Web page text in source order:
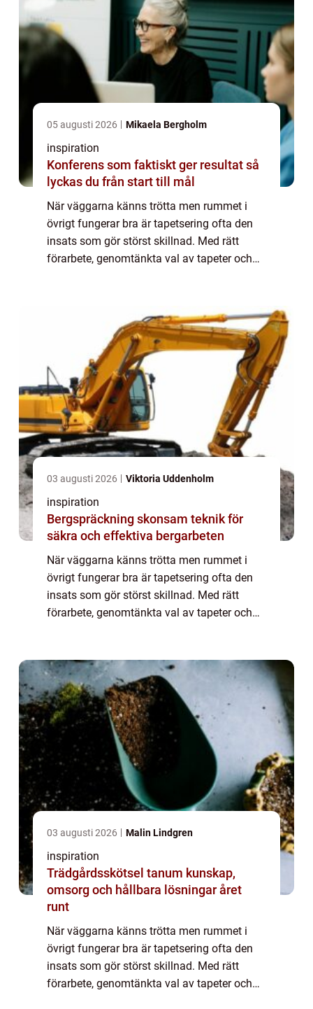
05 augusti 2026 Mikaela Bergholm
inspiration
Konferens som faktiskt ger resultat så
lyckas du från start till mål
När väggarna känns trötta men rummet i
övrigt fungerar bra är tapetsering ofta den
insats som gör störst skillnad. Med rätt
förarbete, genomtänkta val av tapeter och
03 augusti 2026 Viktoria Uddenholm
inspiration
Bergspräckning skonsam teknik för
säkra och effektiva bergarbeten
När väggarna känns trötta men rummet i
övrigt fungerar bra är tapetsering ofta den
insats som gör störst skillnad. Med rätt
förarbete, genomtänkta val av tapeter och
03 augusti 2026 Malin Lindgren
inspiration
Trädgårdsskötsel tanum kunskap,
omsorg och hållbara lösningar året
runt
När väggarna känns trötta men rummet i
övrigt fungerar bra är tapetsering ofta den
insats som gör störst skillnad. Med rätt
förarbete, genomtänkta val av tapeter och